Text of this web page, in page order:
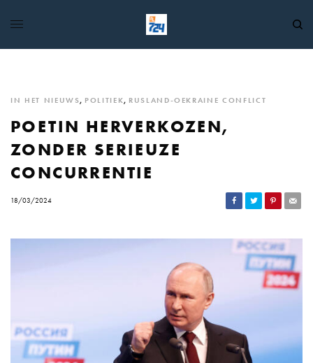
IN HET NIEUWS, POLITIEK, RUSLAND-OEKRAINE CONFLICT
POETIN HERVERKOZEN,
ZONDER SERIEUZE
CONCURRENTIE
18/03/2024